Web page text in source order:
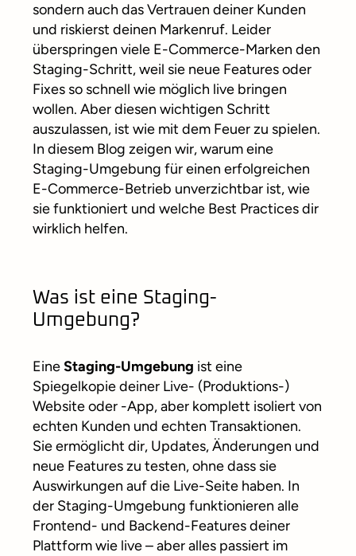
sondern auch das Vertrauen deiner Kunden
und riskierst deinen Markenruf. Leider
überspringen viele E-Commerce-Marken den
Staging-Schritt, weil sie neue Features oder
Fixes so schnell wie möglich live bringen
wollen. Aber diesen wichtigen Schritt
auszulassen, ist wie mit dem Feuer zu spielen.
In diesem Blog zeigen wir, warum eine
Staging-Umgebung für einen erfolgreichen
E-Commerce-Betrieb unverzichtbar ist, wie
sie funktioniert und welche Best Practices dir
wirklich helfen.
Was ist eine Staging-
Umgebung?
EineStaging-Umgebung ist eine
Spiegelkopie deiner Live- (Produktions-)
Website oder -App, aber komplett isoliert von
echten Kunden und echten Transaktionen.
Sie ermöglicht dir, Updates, Änderungen und
neue Features zu testen, ohne dass sie
Auswirkungen auf die Live-Seite haben. In
der Staging-Umgebung funktionieren alle
Frontend- und Backend-Features deiner
Plattform wie live – aber alles passiert im